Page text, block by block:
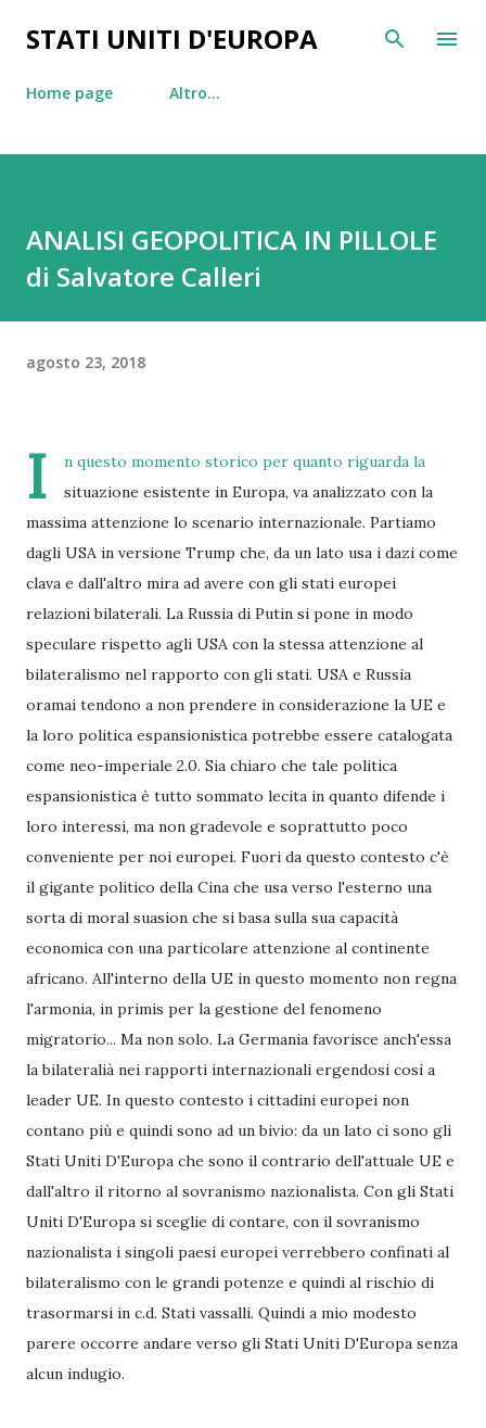
Passa ai contenuti principali
STATI UNITI D'EUROPA
Home page Altro…
ANALISI GEOPOLITICA IN PILLOLE
di Salvatore Calleri
agosto 23, 2018
I
n questo momento storico per quanto riguarda la
situazione esistente in Europa, va analizzato con la
massima attenzione lo scenario internazionale. Partiamo
dagli USA in versione Trump che, da un lato usa i dazi come
clava e dall'altro mira ad avere con gli stati europei
relazioni bilaterali. La Russia di Putin si pone in modo
speculare rispetto agli USA con la stessa attenzione al
bilateralismo nel rapporto con gli stati. USA e Russia
oramai tendono a non prendere in considerazione la UE e
la loro politica espansionistica potrebbe essere catalogata
come neo-imperiale 2.0. Sia chiaro che tale politica
espansionistica è tutto sommato lecita in quanto difende i
loro interessi, ma non gradevole e soprattutto poco
conveniente per noi europei. Fuori da questo contesto c'è
il gigante politico della Cina che usa verso l'esterno una
sorta di moral suasion che si basa sulla sua capacità
economica con una particolare attenzione al continente
africano. All'interno della UE in questo momento non regna
l'armonia, in primis per la gestione del fenomeno
migratorio... Ma non solo. La Germania favorisce anch'essa
la bilateralià nei rapporti internazionali ergendosi così a
leader UE. In questo contesto i cittadini europei non
contano più e quindi sono ad un bivio: da un lato ci sono gli
Stati Uniti D'Europa che sono il contrario dell'attuale UE e
dall'altro il ritorno al sovranismo nazionalista. Con gli Stati
Uniti D'Europa si sceglie di contare, con il sovranismo
nazionalista i singoli paesi europei verrebbero confinati al
bilateralismo con le grandi potenze e quindi al rischio di
trasormarsi in c.d. Stati vassalli. Quindi a mio modesto
parere occorre andare verso gli Stati Uniti D'Europa senza
alcun indugio.